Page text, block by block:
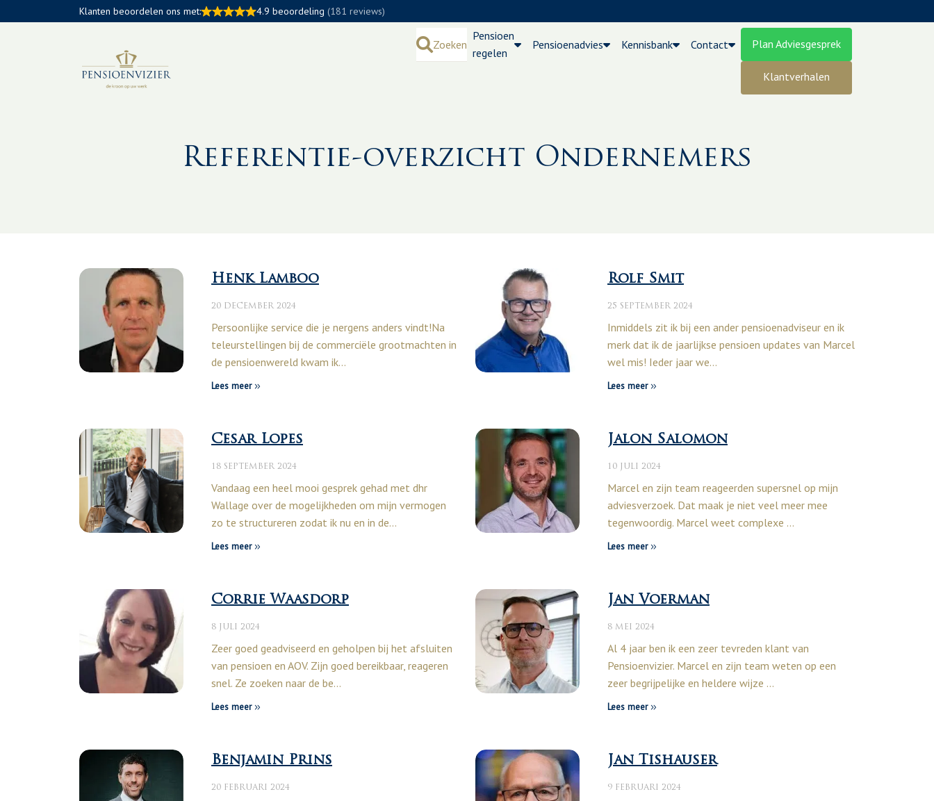
Klanten beoordelen ons met: 4.9 beoordeling (181 reviews)
Zoeken
Pensioen
regelen
Pensioenadvies Kennisbank Contact Plan Adviesgesprek
Klantverhalen
Referentie-overzicht Ondernemers
Henk Lamboo
20 DECEMBER 2024
Persoonlijke service die je nergens anders vindt!Na
teleurstellingen bij de commerciële grootmachten in
de pensioenwereld kwam ik…
Lees meer
Rolf Smit
25 SEPTEMBER 2024
Inmiddels zit ik bij een ander pensioenadviseur en ik
merk dat ik de jaarlijkse pensioen updates van Marcel
wel mis! Ieder jaar we…
Lees meer
Cesar Lopes
18 SEPTEMBER 2024
Vandaag een heel mooi gesprek gehad met dhr
Wallage over de mogelijkheden om mijn vermogen
zo te structureren zodat ik nu en in de…
Lees meer
Jalon Salomon
10 JULI 2024
Marcel en zijn team reageerden supersnel op mijn
adviesverzoek. Dat maak je niet veel meer mee
tegenwoordig. Marcel weet complexe …
Lees meer
Corrie Waasdorp
8 JULI 2024
Zeer goed geadviseerd en geholpen bij het afsluiten
van pensioen en AOV. Zijn goed bereikbaar, reageren
snel. Ze zoeken naar de be…
Lees meer
Jan Voerman
8 MEI 2024
Al 4 jaar ben ik een zeer tevreden klant van
Pensioenvizier. Marcel en zijn team weten op een
zeer begrijpelijke en heldere wijze …
Lees meer
Benjamin Prins
20 FEBRUARI 2024
Jan Tishauser
9 FEBRUARI 2024